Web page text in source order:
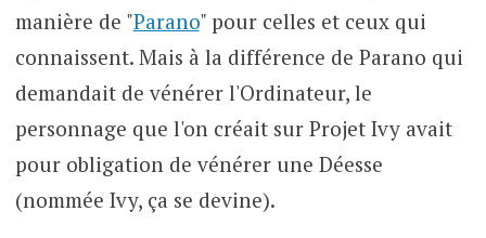
manière de "Parano" pour celles et ceux qui
connaissent. Mais à la différence de Parano qui
demandait de vénérer l'Ordinateur, le
personnage que l'on créait sur Projet Ivy avait
pour obligation de vénérer une Déesse
(nommée Ivy, ça se devine).